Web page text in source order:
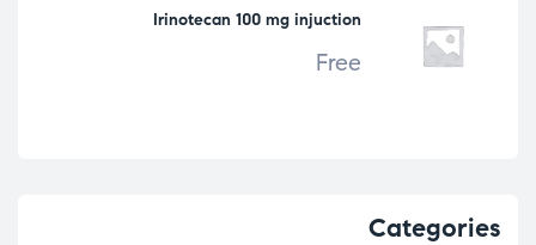
Irinotecan 100 mg injuction
Free
Categories